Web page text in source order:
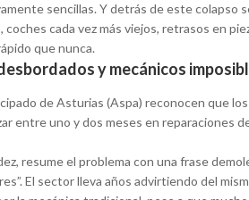
sencillas. Y detrás de este colapso
cada vez más viejos, retrasos en
que nunca.
y mecánicos
de Asturias (Aspa) reconocen que
entre uno y dos meses en reparaciones
resume el problema con una frase
El sector lleva años advirtiendo del